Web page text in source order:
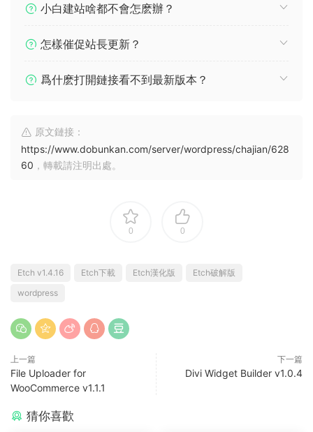
小白建站啥都不會怎麽辦？
怎樣催促站長更新？
爲什麽打開鏈接看不到最新版本？
原文鏈接：
https://www.dobunkan.com/server/wordpress/chajian/628
60 ，轉載請注明出處。
0 0
Etch v1.4.16 Etch下載 Etch漢化版
Etch破解版
wordpress
上一篇
File Uploader for
WooCommerce v1.1.1
下一篇
Divi Widget Builder v1.0.4
猜你喜歡